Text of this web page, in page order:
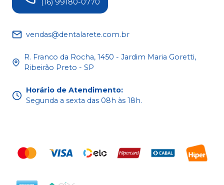
vendas@dentalarete.com.br
R. Franco da Rocha, 1450 - Jardim Maria Goretti,
Ribeirão Preto - SP
Horário de Atendimento:
Segunda a sexta das 08h às 18h.